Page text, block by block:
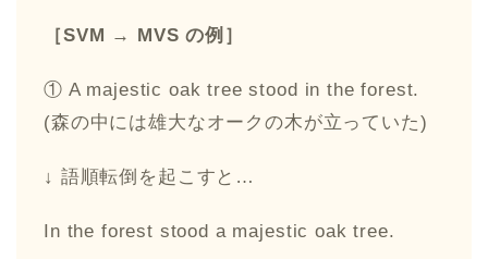
［SVM → MVS の例］
① A majestic oak tree stood in the forest.
(森の中には雄大なオークの木が立っていた)
↓ 語順転倒を起こすと…
In the forest stood a majestic oak tree.